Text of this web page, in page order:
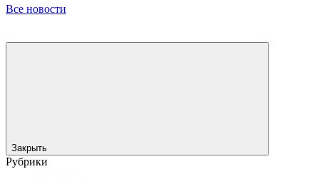
Все новости
Закрыть
Рубрики